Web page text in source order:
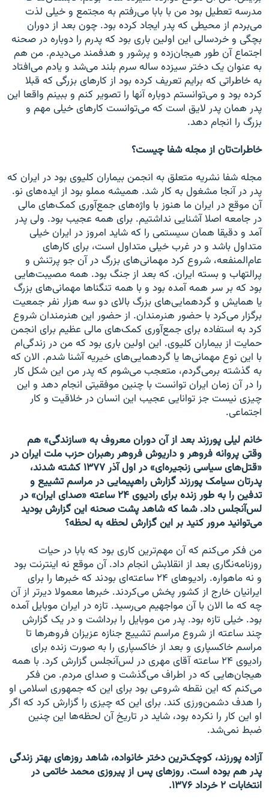
مدرسه تعطیل بود من با بابا می‌رفتم به مجتمع و خیلی لذت
می‌بردم از محیطی که پدر ایجاد کرده بود. چون بعد از دوران
بچگی و خردسالی این اولین باری بود که پدرم را دوباره در صحنه
اجتماع آن طور هیجان‌زده و پرشور و هدفمند می‌دیدم. من هم
به عنوان یک دختر سیزده ساله سرم بلند می‌شد و یادم می‌افتاد
به خاطراتی که برایم تعریف کرده بود از کارهای بزرگی که قبلا
کرده بود و می‌توانستم دوباره آنها را تصویر کنم و ببینم واقعا این
پدر‌‌ همان پدر لایق است که می‌توانست کارهای خیلی مهم و
بزرگ را انجام دهد.
خاطرات‌تان از مجله شفا چیست؟
مجله شفا نشریه متعلق به انجمن بیماران کلیوی بود در ایران که
پدر در آنجا مشغول به کار شد. همیشه مملو بود از ایده‌های نو.
آن موقع در ایران ما هنوز با واژه‌های جمع‌آوری کمک‌های مالی
در جامعه اصلا آشنایی نداشتیم. برای همه عجیب بود. ولی پدر
آمد و دقیقا‌‌ همان سیستمی را که شاید امروز در ایران خیلی
متداول باشد و در غرب خیلی متداول است، برای کارهای
عام‌المنفعه، شروع کرد مهمانی‌های بزرگ در آن جو پرتنش و
پرالتهاب و بسته ایران. که بعد از جنگ بود. همه مصیبت‌هایی
بود که بر سر همه آمده بود و با همه تنگنا‌ها مهمانی‌های بزرگ
یا همایش و گردهمایی‌های بزرگ بالای دو سه هزار نفر جمعیت
برگزار می‌کرد با حضور هنرمندان. از حضور این هنرمندان شروع
کرد به استفاده برای جمع‌آوری کمک‌های مالی عظیم برای انجمن
حمایت از بیماران کلیوی. این اولین باری بود که من در زندگی‌ام
با این نوع مهمانی‌ها یا گردهمایی‌های خیریه آشنا شدم. الان که
به گذشته برمی‌گردم، متعجب می‌شوم که پدر من این شکل کار
را در آن زمان ایران توانست با چنین موفقیتی انجام دهد و این
چیزی نیست جز توانایی عجیب این انسان در خلاقیت و کار
اجتماعی.
خانم لیلی پورزند بعد از آن دوران معروف به «سازندگی» هم
وقتی پروانه فروهر و داریوش فروهر رهبران حزب ملت ایران در
«قتل‌های سیاسی زنجیره‌ای» در اول آذر ۱۳۷۷ کشته شدند،
پدرتان سیامک پورزند گزارش راهپیمایی در مراسم تشییع و
تدفین را به طور زنده برای رادیوی ۲۴ ساعته «صدای ایران» در
لس‌آنجلس داد. شما که شاهد پشت صحنه این گزارش بودید
می‌توانید مرور کنید بر این گزارش لحظه به لحظه؟
من فکر می‌کنم که آن مهم‌ترین کاری بود که بابا در حیات
روزنامه‌نگاری بعد از انقلابش انجام داد. آن موقع نه اینترنت بود
و نه ماهواره. رادیوهای ۲۴ ساعته‌ای بودند که خبر‌ها را برای
ایرانیان خارج از کشور پخش می‌کردند. خبر‌ها معمولا دیر‌تر از آن
چه که ما الان با آن مواجهیم می‌رسید. تازه در ایران موبایل آمده
بود. خیلی تازه بود. پدر من موبایل را برداشت و در یک گزارش
چند ساعته از شروع مراسم تشییع جنازه‌ عزیزان فروهر‌ها تا
مراسم خاکسپاری و بعد از خاکسپاری را به صورت زنده برای
رادیوی ۲۴ ساعته آقای مهری در لس‌آنجلس گزارش کرد. با همه
هیجان‌هایی که در اطراف می‌گذشت و صدای مردم. من فکر
می‌کنم که این نقطه شروعی بود برای این که جمهوری اسلامی او
را هدف دشمن‌ورزی کند. برای این که چیزی را گزارش کرد که اگر
او این کار را نکرده بود، شاید در تاریخ آن لحظه‌ها این چنین
ضبط نمی‌شد.
آزاده پورزند، کوچک‌ترین دختر خانواده، شاهد روزهای بهتر زندگی
پدر هم بوده است. روزهای پس از پیروزی محمد خاتمی در
انتخابات ۲ خرداد ۱۳۷۶.